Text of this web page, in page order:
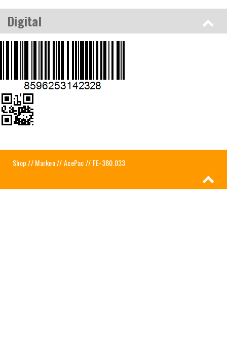
Digital
Shop//Marken//AcePac// FE-380.033